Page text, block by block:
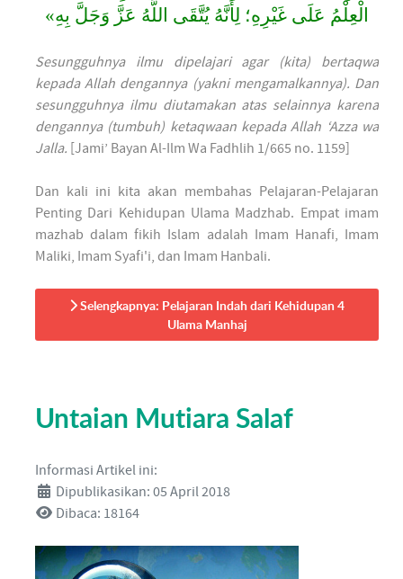
الْعِلْمُ عَلَى غَيْرِهِ؛ لِأَنَّهُ يُتَّقَى اللَّهُ عَزَّ وَجَلَّ بِهِ»
Sesungguhnya ilmu dipelajari agar (kita) bertaqwa
kepada Allah dengannya (yakni mengamalkannya). Dan
sesungguhnya ilmu diutamakan atas selainnya karena
dengannya (tumbuh) ketaqwaan kepada Allah ‘Azza wa
Jalla. [Jami’ Bayan Al-Ilm Wa Fadhlih 1/665 no. 1159]
Dan kali ini kita akan membahas Pelajaran-Pelajaran
Penting Dari Kehidupan Ulama Madzhab. Empat imam
mazhab dalam fikih Islam adalah Imam Hanafi, Imam
Maliki, Imam Syafi'i, dan Imam Hanbali.
Selengkapnya: Pelajaran Indah dari Kehidupan 4
Ulama Manhaj
Untaian Mutiara Salaf
Informasi Artikel ini:
Dipublikasikan: 05 April 2018
Dibaca: 18164